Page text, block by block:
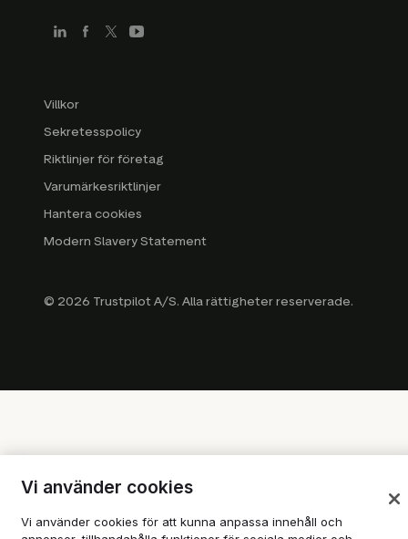
Villkor
Sekretesspolicy
Riktlinjer för företag
Varumärkesriktlinjer
Hantera cookies
Modern Slavery Statement
© 2026 Trustpilot A/S. Alla rättigheter reserverade.
Vi använder cookies
Vi använder cookies för att kunna anpassa innehåll och